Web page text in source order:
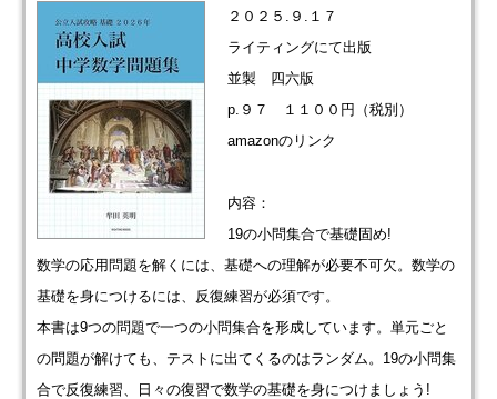
２０２５.９.１７
ライティングにて出版
並製 四六版
p.９７ １１００円（税別）
amazonのリンク
内容：
19の小問集合で基礎固め!
数学の応用問題を解くには、基礎への理解が必要不可欠。数学の
基礎を身につけるには、反復練習が必須です。
本書は9つの問題で一つの小問集合を形成しています。単元ごと
の問題が解けても、テストに出てくるのはランダム。19の小問集
合で反復練習、日々の復習で数学の基礎を身につけましょう!